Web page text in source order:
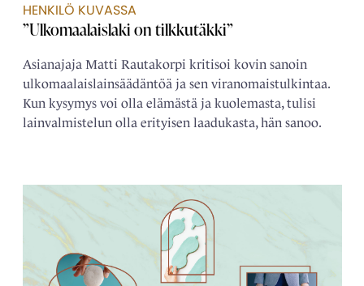
HENKILÖ KUVASSA
”Ulkomaalaislaki on tilkkutäkki”
Asianajaja Matti Rautakorpi kritisoi kovin sanoin
ulkomaalais­­lainsäädäntöä ja sen viranomais­tulkintaa.
Kun kysymys voi olla elämästä ja kuolemasta, tulisi
lain­­valmistelun olla erityisen laadukasta, hän sanoo.